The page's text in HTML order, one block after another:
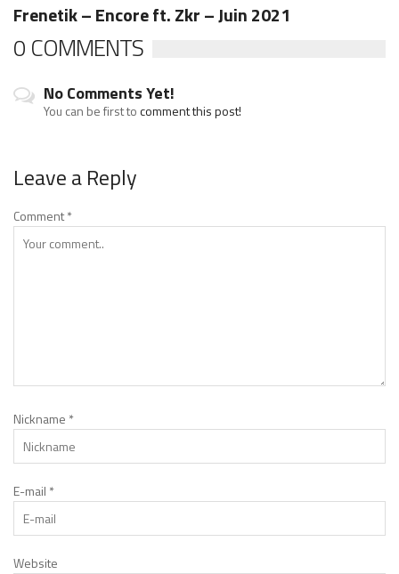
Frenetik – Encore ft. Zkr – Juin 2021
0 COMMENTS
No Comments Yet!
You can be first tocomment this post!
Leave a Reply
Comment*
Nickname *
E-mail *
Website